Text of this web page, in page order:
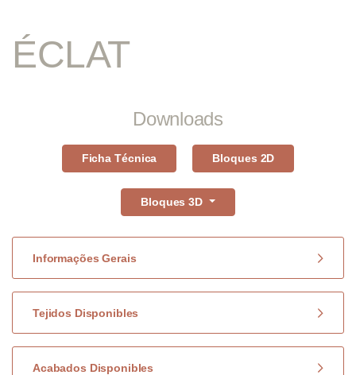
ÉCLAT
Downloads
Ficha Técnica Bloques 2D
Bloques 3D
Informações Gerais
Tejidos Disponibles
Acabados Disponibles